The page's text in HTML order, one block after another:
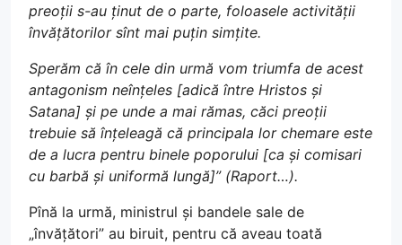
preoții s-au ținut de o parte, foloasele activității
învățătorilor sînt mai puțin simțite.
Sperăm că în cele din urmă vom triumfa de acest
antagonism neînțeles [adică între Hristos și
Satana] și pe unde a mai rămas, căci preoții
trebuie să înțeleagă că principala lor chemare este
de a lucra pentru binele poporului [ca și comisari
cu barbă și uniformă lungă]” (Raport…).
Pînă la urmă, ministrul și bandele sale de
„învățători” au biruit, pentru că aveau toată